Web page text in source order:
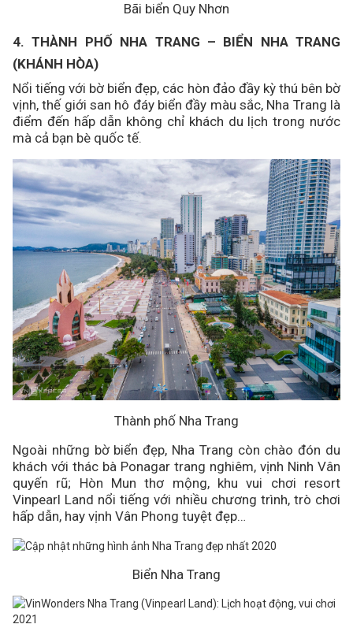
Bãi biển Quy Nhơn
4. THÀNH PHỐ NHA TRANG – BIỂN NHA TRANG
(KHÁNH HÒA)
Nổi tiếng với bờ biển đẹp, các hòn đảo đầy kỳ thú bên bờ
vịnh, thế giới san hô đáy biển đầy màu sắc, Nha Trang là
điểm đến hấp dẫn không chỉ khách du lịch trong nước
mà cả bạn bè quốc tế.
Thành phố Nha Trang
Ngoài những bờ biển đẹp, Nha Trang còn chào đón du
khách với thác bà Ponagar trang nghiêm, vịnh Ninh Vân
quyến rũ; Hòn Mun thơ mộng, khu vui chơi resort
Vinpearl Land nổi tiếng với nhiều chương trình, trò chơi
hấp dẫn, hay vịnh Vân Phong tuyệt đẹp…
Biển Nha Trang